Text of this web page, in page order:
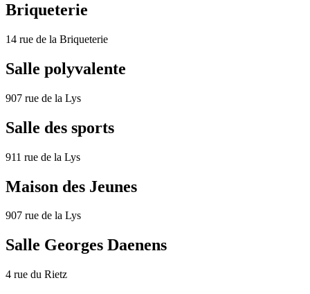
Briqueterie
14 rue de la Briqueterie
Salle polyvalente
907 rue de la Lys
Salle des sports
911 rue de la Lys
Maison des Jeunes
907 rue de la Lys
Salle Georges Daenens
4 rue du Rietz